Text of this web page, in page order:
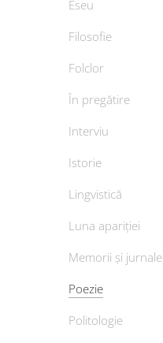
Eseu
Filosofie
Folclor
În pregătire
Interviu
Istorie
Lingvistică
Luna apariției
Memorii și jurnale
Poezie
Politologie